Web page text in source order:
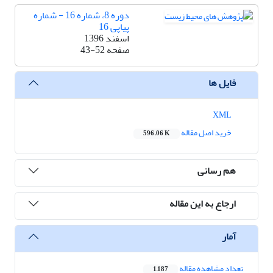
دوره 8، شماره 16 - شماره
پیاپی 16
اسفند 1396
صفحه43-52
فایل ها
خرید اصل مقاله
596.06 K
هم رسانی
ارجاع به این مقاله
آمار
تعداد مشاهده مقاله 1,187